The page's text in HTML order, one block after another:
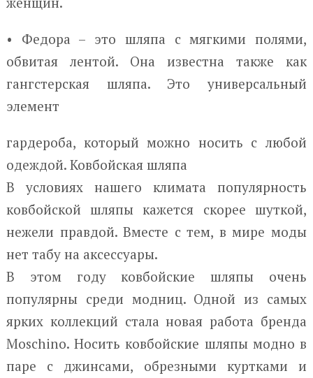
• Федора – это шляпа с мягкими полями,
обвитая лентой. Она известна также как
гангстерская шляпа. Это универсальный
элемент
гардероба, который можно носить с любой
одеждой. Ковбойская шляпа
В условиях нашего климата популярность
ковбойской шляпы кажется скорее шуткой,
нежели правдой. Вместе с тем, в мире моды
нет табу на аксессуары.
В этом году ковбойские шляпы очень
популярны среди модниц. Одной из самых
ярких коллекций стала новая работа бренда
Moschino. Носить ковбойские шляпы модно в
паре с джинсами, обрезными куртками и